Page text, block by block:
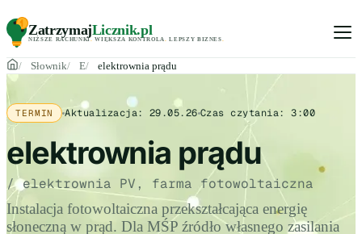
ZatrzymajLicznik.pl
NIŻSZE RACHUNKI. WIĘKSZA KONTROLA LEPSZY BIZNES
Słownik E elektrownia prądu
TERMIN Aktualizacja:29.05.26 Czas czytania:3:00
elektrownia prądu
/ elektrownia PV, farma fotowoltaiczna
Instalacja fotowoltaiczna przekształcająca energię
słoneczną w prąd. Dla MŚP źródło własnego zasilania